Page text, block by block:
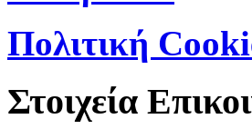
Πολιτική
Στοιχεία